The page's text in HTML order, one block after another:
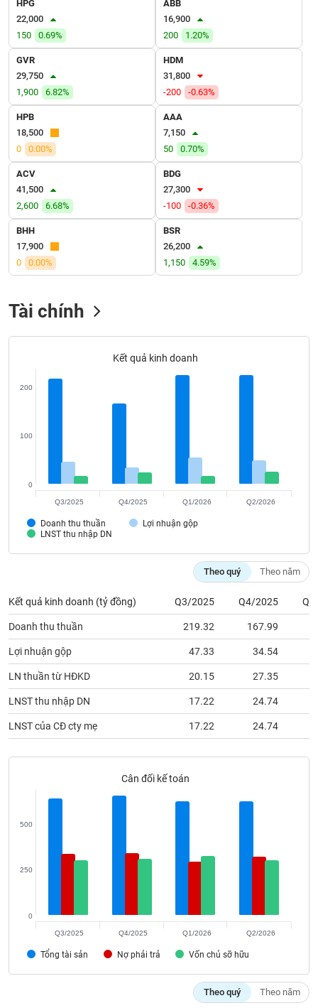
HPG
22,000
150
0.69%
ABB
16,900
200
1.20%
GVR
29,750
1,900
6.82%
HDM
31,800
-200
-0.63%
HPB
18,500
0
0.00%
AAA
7,150
50
0.70%
ACV
41,500
2,600
6.68%
BDG
27,300
-100
-0.36%
BHH
17,900
0
0.00%
BSR
26,200
1,150
4.59%
Tài chính
Kết quả kinh doanh
Doanh thu thuần
Lợi nhuận gộp
LNST thu nhập DN
0
100
200
Q3/2025 Q4/2025 Q1/2026 Q2/2026
Theo quý Theo năm
Kết quả kinh doanh (tỷ đồng) Q3/2025 Q4/2025
Doanh thu thuần 219.32 167.99
Lợi nhuận gộp 47.33 34.54
LN thuần từ HĐKD 20.15 27.35
LNST thu nhập DN 17.22 24.74
LNST của CĐ cty mẹ 17.22 24.74
Cân đối kế toán
Tổng tài sản Nợ phải trả Vốn chủ sỡ hữu
0
250
500
Q3/2025 Q4/2025 Q1/2026 Q2/2026
Theo quý Theo năm
VỤ
TRUYỀN
THÔNG
TIỆN
ÍCH
BẤT
ĐỘNG
SẢN
Mã
chứng
(-)
Bài
viết
của
tác
cáo
phân
tích
(-)
ngữ
(-)
chính